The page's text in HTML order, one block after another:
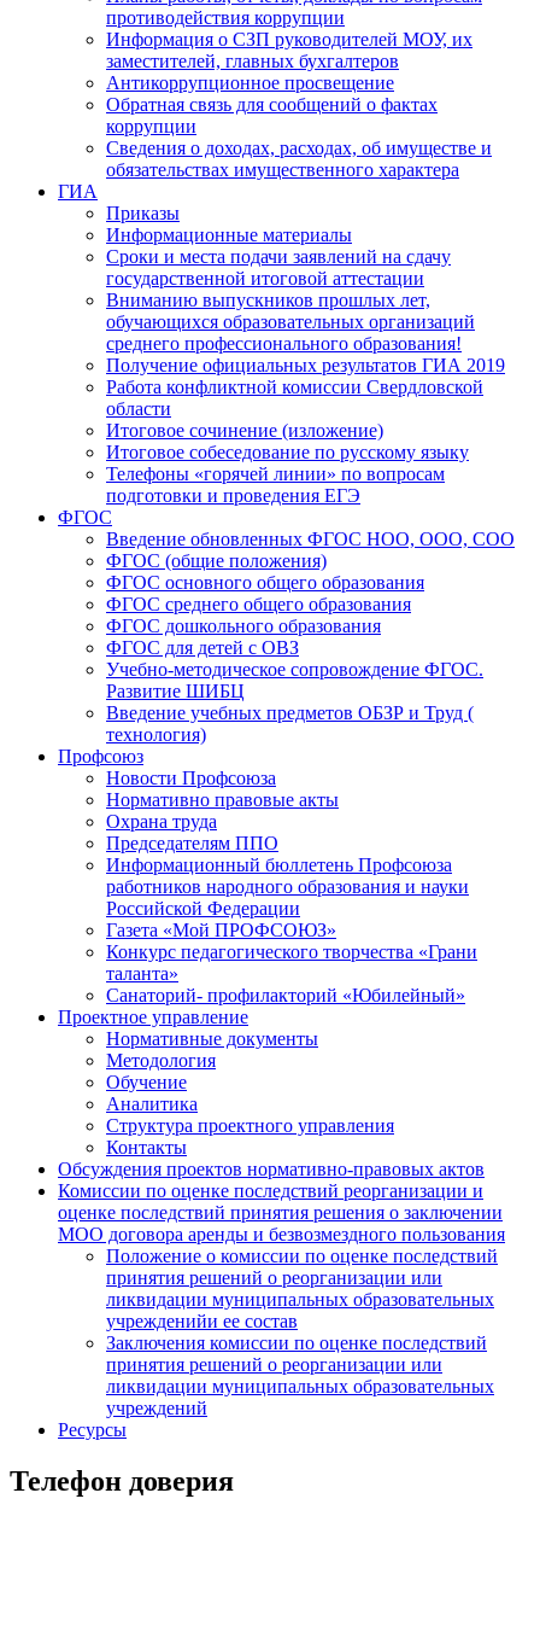
противодействия коррупции
Информация о СЗП руководителей МОУ, их
заместителей, главных бухгалтеров
Антикоррупционное просвещение
Обратная связь для сообщений о фактах
коррупции
Сведения о доходах, расходах, об имуществе и
обязательствах имущественного характера
ГИА
Приказы
Информационные материалы
Сроки и места подачи заявлений на сдачу
государственной итоговой аттестации
Вниманию выпускников прошлых лет,
обучающихся образовательных организаций
среднего профессионального образования!
Получение официальных результатов ГИА 2019
Работа конфликтной комиссии Свердловской
области
Итоговое сочинение (изложение)
Итоговое собеседование по русскому языку
Телефоны «горячей линии» по вопросам
подготовки и проведения ЕГЭ
ФГОС
Введение обновленных ФГОС НОО, ООО, СОО
ФГОС (общие положения)
ФГОС основного общего образования
ФГОС среднего общего образования
ФГОС дошкольного образования
ФГОС для детей с ОВЗ
Учебно-методическое сопровождение ФГОС.
Развитие ШИБЦ
Введение учебных предметов ОБЗР и Труд (
технология)
Профсоюз
Новости Профсоюза
Нормативно правовые акты
Охрана труда
Председателям ППО
Информационный бюллетень Профсоюза
работников народного образования и науки
Российской Федерации
Газета «Мой ПРОФСОЮЗ»
Конкурс педагогического творчества «Грани
таланта»
Санаторий- профилакторий «Юбилейный»
Проектное управление
Нормативные документы
Методология
Обучение
Аналитика
Структура проектного управления
Контакты
Обсуждения проектов нормативно-правовых актов
Комиссии по оценке последствий реорганизации и
оценке последствий принятия решения о заключении
МОО договора аренды и безвозмездного пользования
Положение о комиссии по оценке последствий
принятия решений о реорганизации или
ликвидации муниципальных образовательных
учрежденийи ее состав
Заключения комиссии по оценке последствий
принятия решений о реорганизации или
ликвидации муниципальных образовательных
учреждений
Ресурсы
Телефон доверия